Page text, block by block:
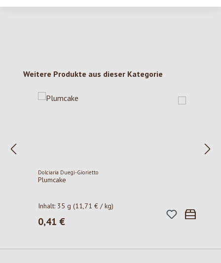
Produktgalerie überspringen
Weitere Produkte aus dieser Kategorie
Dolciaria Duegi-Giorietto
Plumcake
Inhalt: 35 g(11,71 € / kg)
Regulärer Preis:
0,41 €